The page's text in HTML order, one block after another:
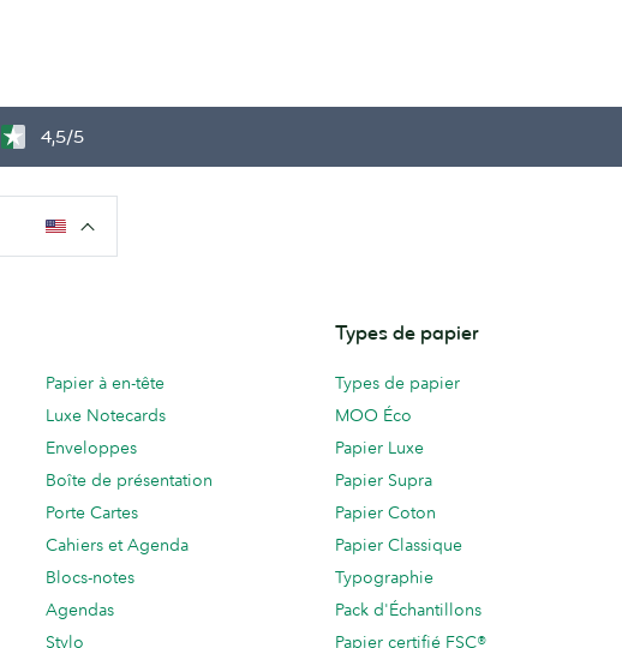
4,5/5
Papier à en-tête
Luxe Notecards
Enveloppes
Boîte de présentation
Porte Cartes
Cahiers et Agenda
Blocs-notes
Agendas
Stylo
Types de papier
Types de papier
MOO Éco
Papier Luxe
Papier Supra
Papier Coton
Papier Classique
Typographie
Pack d'Échantillons
Papier certifié FSC®